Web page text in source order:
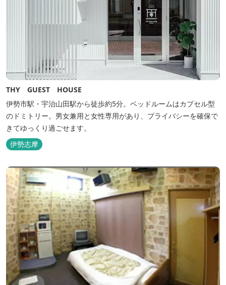
THY GUEST HOUSE
伊勢市駅・宇治山田駅から徒歩約5分。ベッドルームはカプセル型
のドミトリー。男女兼用と女性専用があり、プライバシーを確保で
きてゆっくり過ごせます。
伊勢志摩